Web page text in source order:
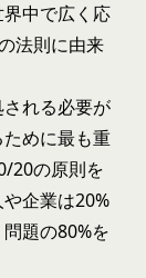
中で広く応
法則に由来
れる必要が
めに最も重
20の原則を
企業は20%
題の80%を